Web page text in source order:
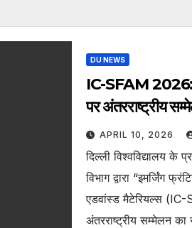
DU NEWS
IC-SFAM 2026:
पर अंतरराष्ट्रीय
APRIL 10, 2026
दिल्ली विश्वविद्यालय के
विभाग द्वारा “इमर्जिंग
एडवांस्ड मैटेरियल्स (IC-
अंतरराष्ट्रीय सम्मेलन